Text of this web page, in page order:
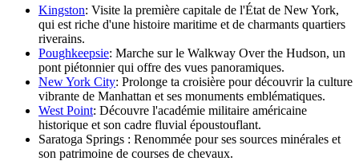
Kingston: Visite la première capitale de l'État de New York,
qui est riche d'une histoire maritime et de charmants quartiers
riverains.
Poughkeepsie: Marche sur le Walkway Over the Hudson, un
pont piétonnier qui offre des vues panoramiques.
New York City: Prolonge ta croisière pour découvrir la culture
vibrante de Manhattan et ses monuments emblématiques.
West Point: Découvre l'académie militaire américaine
historique et son cadre fluvial époustouflant.
Saratoga Springs : Renommée pour ses sources minérales et
son patrimoine de courses de chevaux.